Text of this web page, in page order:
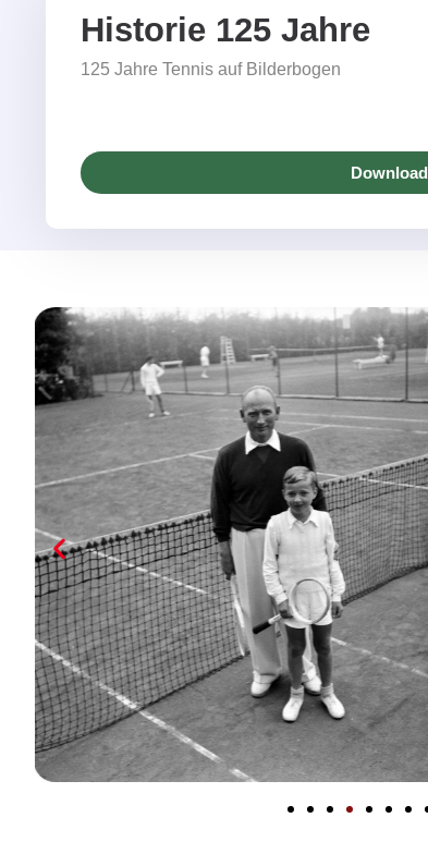
Historie 125 Jahre
125 Jahre Tennis auf Bilderbogen
Download